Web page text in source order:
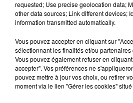
MUSE
requested; Use precise geolocation data;
other data sources; Link different devices;
information transmitted automatically.
Vous pouvez accepter en cliquant sur
sélectionnant les finalités et/ou partenaires
Vous pouvez également refuser en
accepter". Vos préférences ne
pouvez mettre à jour vos choix, ou retirer
moment via le lien "Gérer les cookies"